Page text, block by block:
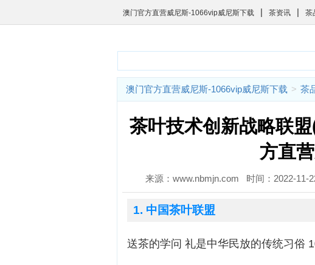
澳门官方直营威尼斯-1066vip威尼斯下载 | 茶资讯 | 茶
澳门官方直营威尼斯-1066vip威尼斯下载 > 茶
茶叶技术创新战略联
方直
来源：www.nbmjn.com 时间：2022-
1. 中国茶叶联盟
送茶的学问 礼是中华民放的传统习俗